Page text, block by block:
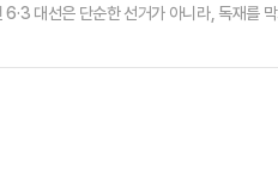
대선은 단순한 선거가 아니라, 독재를
독재를 막고, 자유민주주의와 법치주의·